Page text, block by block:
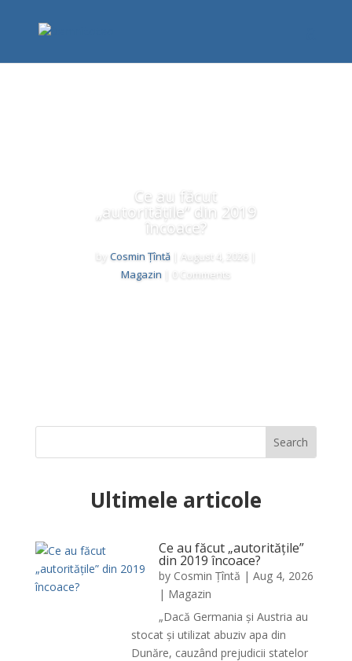
Ce au făcut
„autoritățile” din 2019
încoace?
by Cosmin Țîntă| August 4, 2026
Magazin | 0 Comments
Ultimele articole
Ce au făcut „autoritățile”
din 2019 încoace?
by Cosmin Țîntă |Aug 4, 2026
| Magazin
„Dacă Germania și Austria au
stocat și utilizat abuziv apa din
Dunăre, cauzând prejudicii statelor